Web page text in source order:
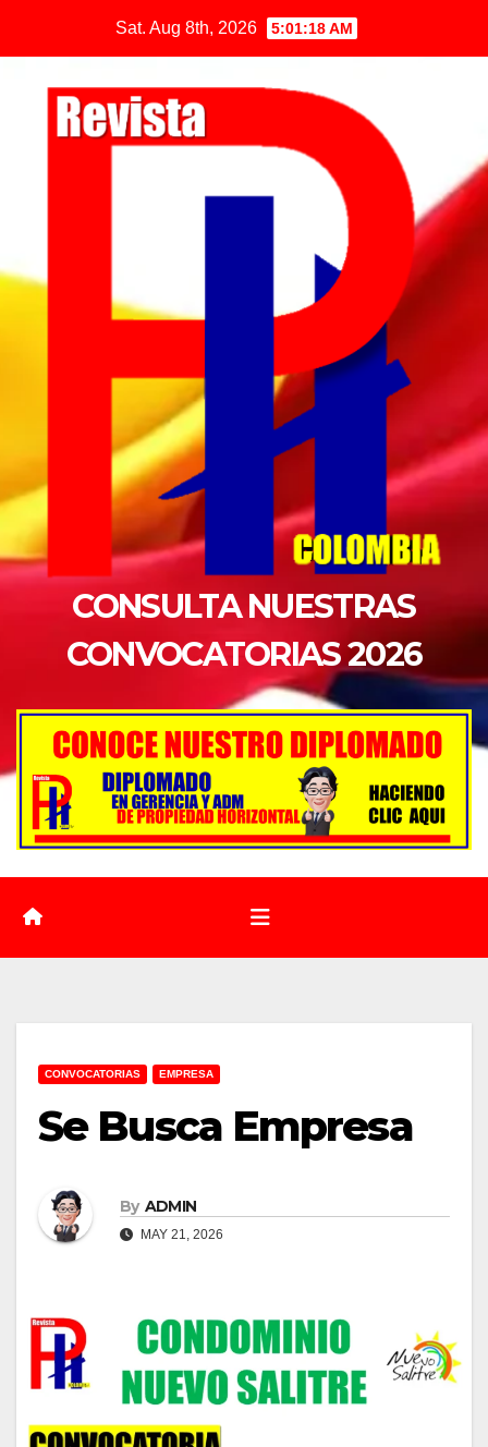
Sat. Aug 8th, 2026 5:01:18 AM
CONSULTA NUESTRAS
CONVOCATORIAS 2026
CONVOCATORIAS EMPRESA
Se Busca Empresa
By ADMIN
MAY 21, 2026